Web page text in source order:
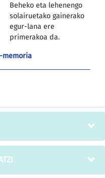
Beheko eta lehenengo
solairuetako gainerako
egur-lana ere
primerakoa da.
memoria